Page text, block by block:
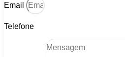
Email
Telefone